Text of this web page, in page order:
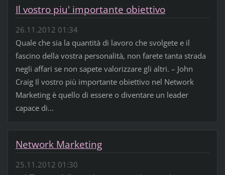
Il vostro piu' importante obiettivo
26.11.2012 01:34
Quale che sia la quantità di lavoro che svolgete e il
fascino della vostra personalità, non farete tanta strada
negli affari se non sapete valorizzare gli altri. – John
Craig Il vostro più importante obiettivo nel Network
Marketing è quello di essere o diventare un leader
capace di...
Network Marketing
25.11.2012 01:30